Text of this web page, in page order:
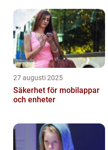
27 augusti 2025
Säkerhet för mobilappar
och enheter